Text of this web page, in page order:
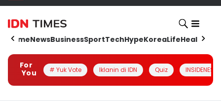
HomeNewsBusinessSportTechHypeKoreaLifeHealth
For
You
# Yuk Vote Iklanin di IDN Quiz INSIDENESIA